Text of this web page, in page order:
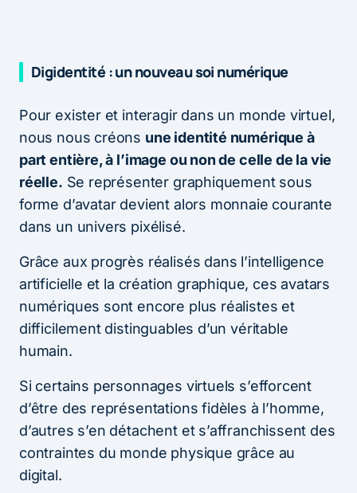
Digidentité : un nouveau soi numérique
Pour exister et interagir dans un monde virtuel,
nous nous créons une identité numérique à
part entière, à l’image ou non de celle de la vie
réelle. Se représenter graphiquement sous
forme d’avatar devient alors monnaie courante
dans un univers pixélisé.
Grâce aux progrès réalisés dans l’intelligence
artificielle et la création graphique, ces avatars
numériques sont encore plus réalistes et
difficilement distinguables d’un véritable
humain.
Si certains personnages virtuels s’efforcent
d’être des représentations fidèles à l’homme,
d’autres s’en détachent et s’affranchissent des
contraintes du monde physique grâce au
digital.